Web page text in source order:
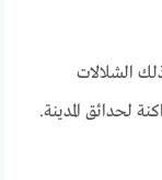
الشلالات
لحدائق المدينة.